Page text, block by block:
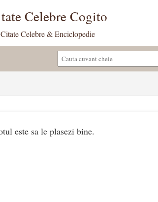
Celebre Cogito
Citate Celebre & Enciclopedie
este sa le plasezi bine.